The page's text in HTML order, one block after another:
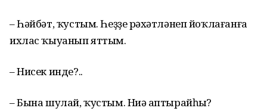
– Һәйбәт, ҡустым. Һеҙҙең рәхәтлә­неп йоҡлағанға
ихлас ҡыуанып яттым.
– Нисек инде?..
– Бына шулай, ҡустым. Ниңә апты­райһың?